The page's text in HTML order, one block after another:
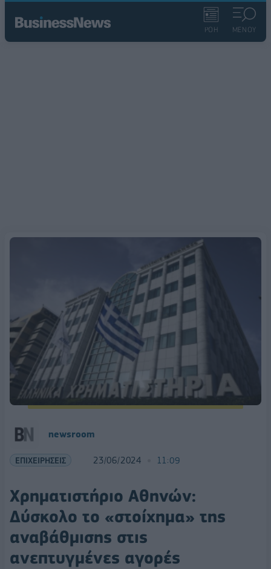
ΡΟΗ ΜΕΝΟΥ
newsroom
ΕΠΙΧΕΙΡΗΣΕΙΣ 23/06/2024 11:09
Χρηματιστήριο Αθηνών:
Δύσκολο το «στοίχημα» της
αναβάθμισης στις
ανεπτυγμένες αγορές